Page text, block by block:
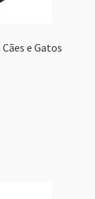
e Gatos